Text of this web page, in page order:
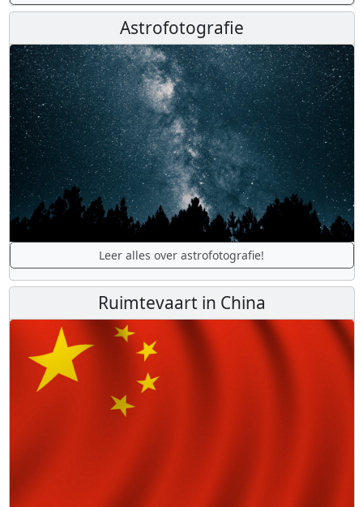
Astrofotografie
Leer alles over astrofotografie!
Ruimtevaart in China